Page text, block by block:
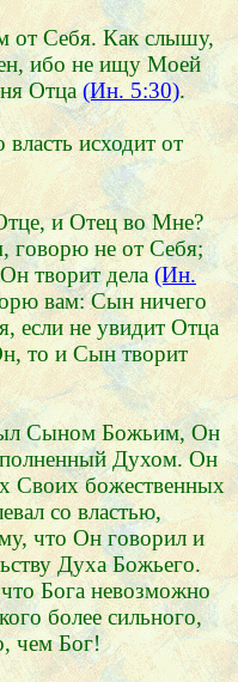
от Себя. Как слышу,
ибо не ищу Моей
Отца(Ин. 5:30).
исходит от
и Отец во Мне?
говорю не от Себя;
творит дела(Ин.
вам: Сын ничего
если не увидит Отца
то и Сын творит
Сыном Божьим, Он
Духом. Он
Своих божественных
со властью,
что Он говорил и
Духа Божьего.
Бога невозможно
более сильного,
чем Бог!